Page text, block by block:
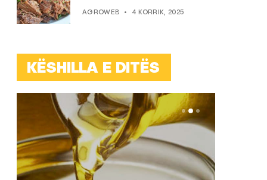
AGROWEB 4 KORRIK, 2025
KËSHILLA E DITËS